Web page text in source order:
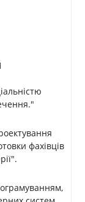
фахівців